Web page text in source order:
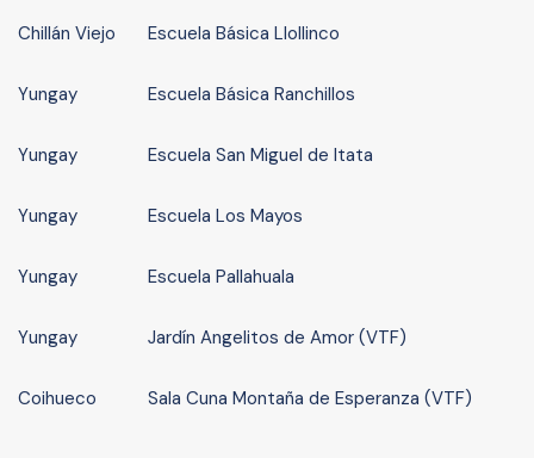
Chillán Viejo Escuela Básica Llollinco
Yungay Escuela Básica Ranchillos
Yungay Escuela San Miguel de Itata
Yungay Escuela Los Mayos
Yungay Escuela Pallahuala
Yungay Jardín Angelitos de Amor (VTF)
Coihueco Sala Cuna Montaña de Esperanza (VTF)